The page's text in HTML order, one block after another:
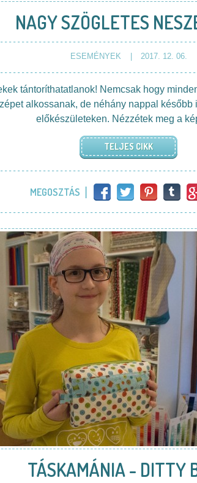
NAGY SZÖGLETES
ESEMÉNYEK 2017. 12. 06.
tántoríthatatlanok! Nemcsak hogy
alkossanak, de néhány nappal később
előkészületeken. Nézzétek meg a
TELJES CIKK
MEGOSZTÁS
TÁSKAMÁNIA - DITTY